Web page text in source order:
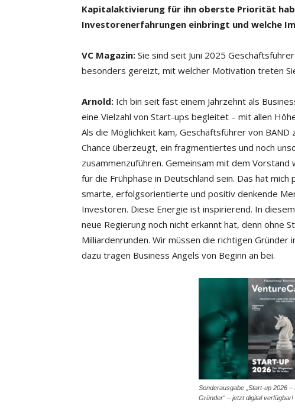
Kapitalaktivierung für ihn oberste Priorität
Investorenerfahrungen einbringt und welche
VC Magazin: Sie sind seit Juni 2025
besonders gereizt, mit welcher Motivation treten
Arnold: Ich bin seit fast einem Jahrzehnt als
eine Vielzahl von Start-ups begleitet – mit allen
Als die Möglichkeit kam, Geschäftsführer von
Chance überzeugt, ein fragmentiertes und noch
zusammenzuführen. Gemeinsam mit dem
für die Frühphase in Deutschland sein. Das hat
smarte, erfolgsorientierte und positiv denkende
Investoren. Diese Energie ist inspirierend. In
neue Regierung noch nicht erkannt hat, denn ohne
Milliardenrunden. Wir müssen die richtigen
dazu tragen Business Angels von Beginn an bei.
Sonderausgabe „Start-up 2026
Gründer“ – jetzt digital verfügbar!